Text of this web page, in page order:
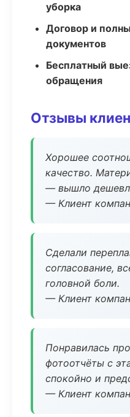
уборка
Договор и
документов
Бесплатный
обращения
Отзывы
Хорошее
качество.
— вышло
— Клиент
Сделали
согласование,
головной боли.
— Клиент
Понравилась
фотоотчёты с
спокойно и
— Клиент